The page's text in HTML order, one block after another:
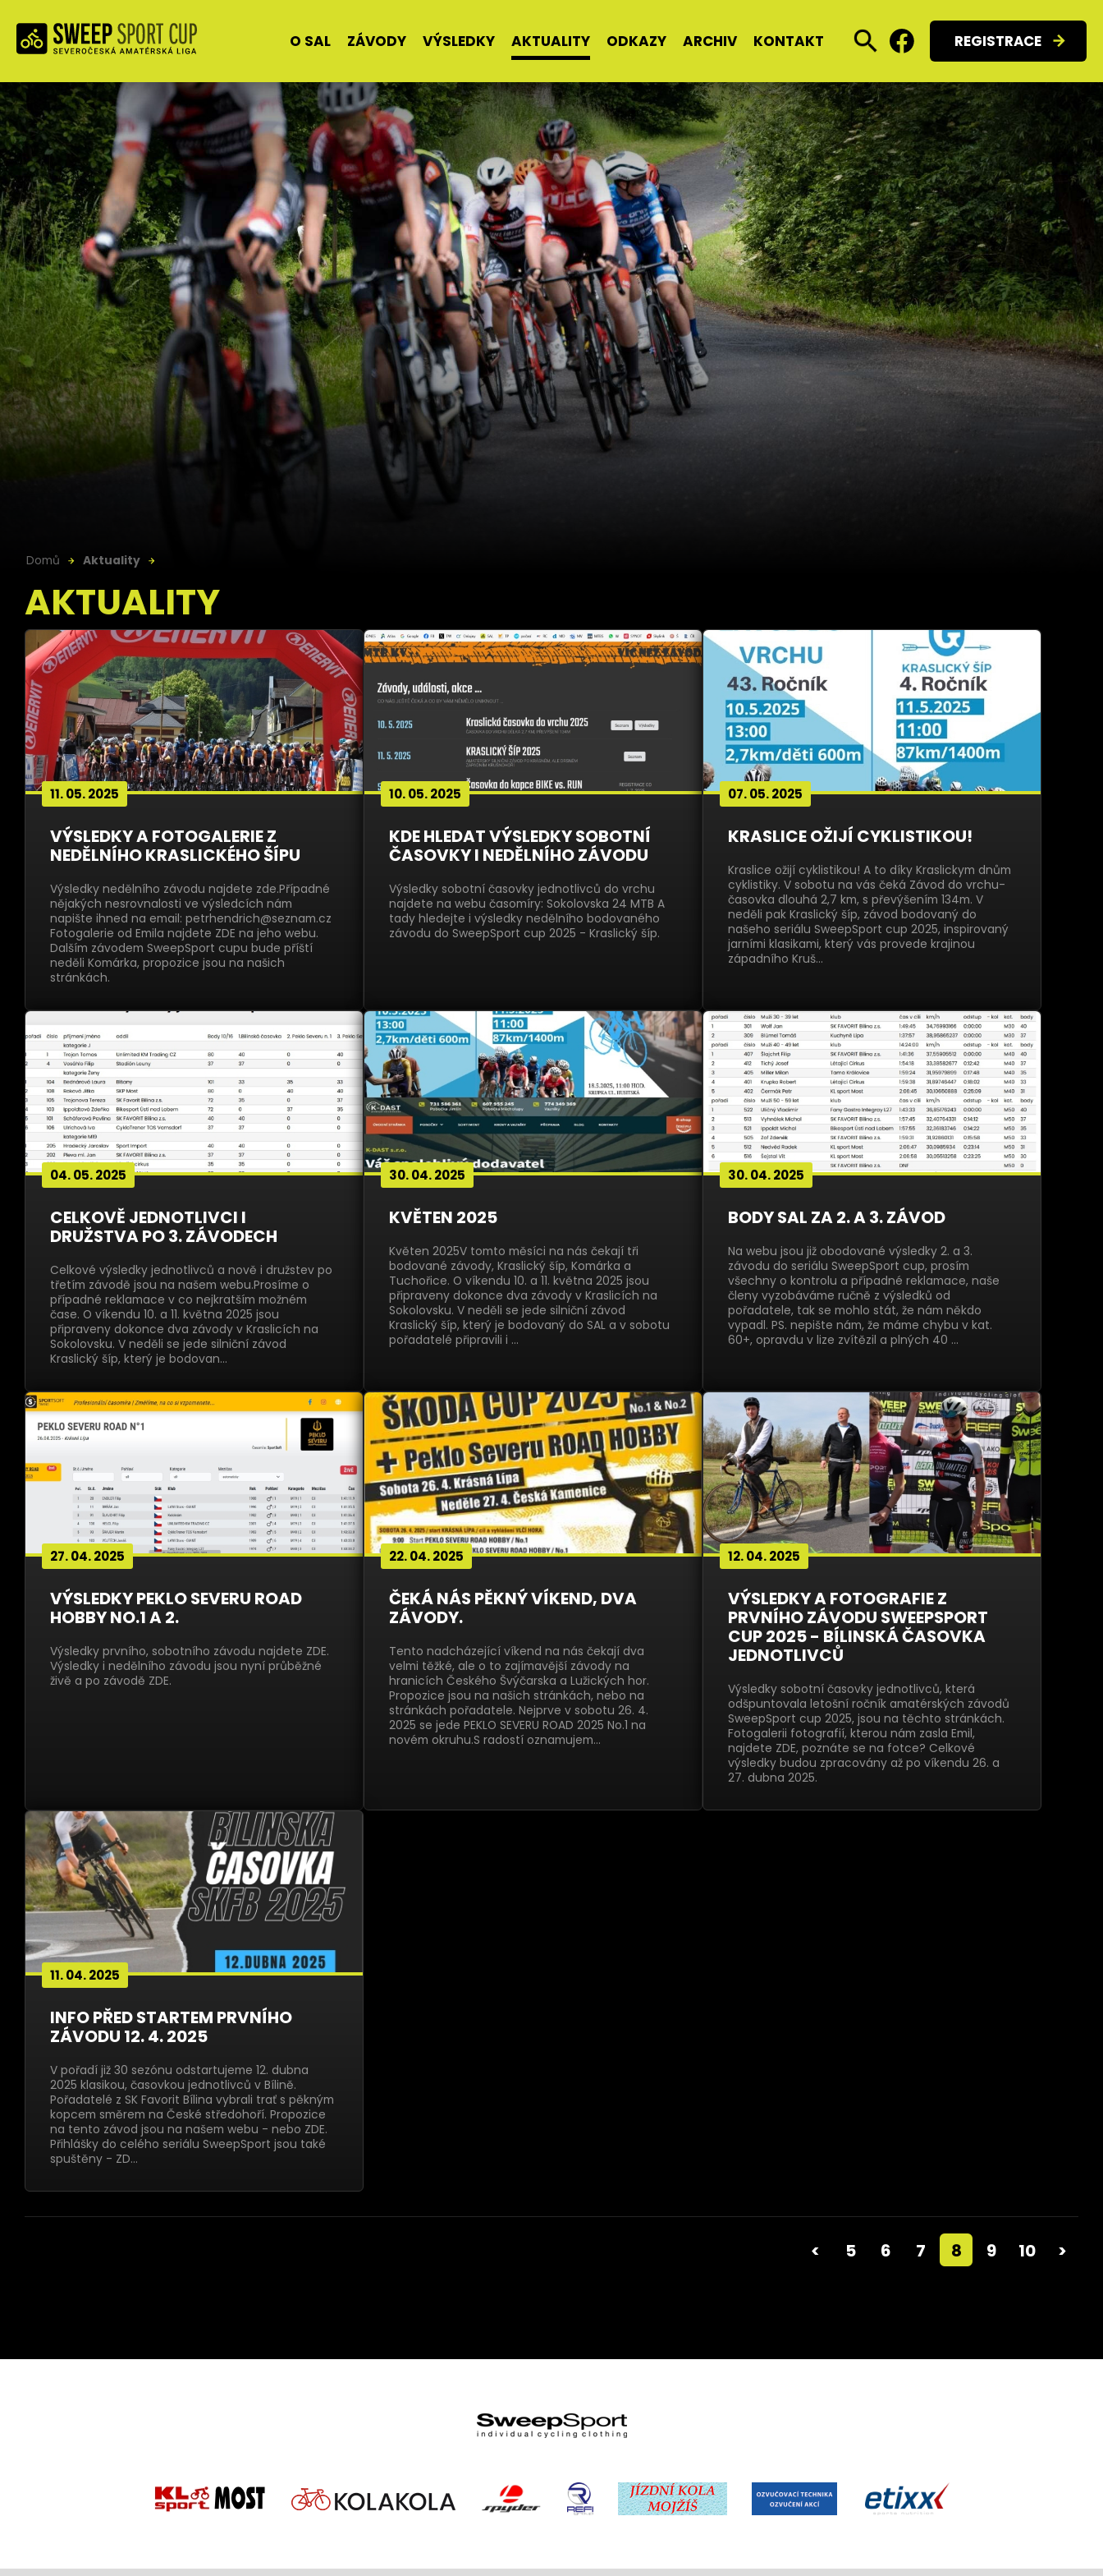
O SAL ZÁVODY VÝSLEDKY AKTUALITY ODKAZY ARCHIV KONTAKT REGISTRACE
Domů Aktuality
AKTUALITY
11. 05. 2025
VÝSLEDKY A FOTOGALERIE Z
NEDĚLNÍHO KRASLICKÉHO ŠÍPU
Výsledky nedělního závodu najdete zde.Případné
nějakých nesrovnalosti ve výsledcích nám
napište ihned na email: petrhendrich@seznam.cz
Fotogalerie od Emila najdete ZDE na jeho webu.
Dalším závodem SweepSport cupu bude příští
neděli Komárka, propozice jsou na našich
stránkách.
10. 05. 2025
KDE HLEDAT VÝSLEDKY SOBOTNÍ
ČASOVKY I NEDĚLNÍHO ZÁVODU
Výsledky sobotní časovky jednotlivců do vrchu
najdete na webu časomíry: Sokolovska 24 MTB A
tady hledejte i výsledky nedělního bodovaného
závodu do SweepSport cup 2025 - Kraslický šíp.
07. 05. 2025
KRASLICE OŽIJÍ CYKLISTIKOU!
Kraslice ožijí cyklistikou! A to díky Kraslickym dnům
cyklistiky. V sobotu na vás čeká Závod do vrchu-
časovka dlouhá 2,7 km, s převýšením 134m. V
neděli pak Kraslický šíp, závod bodovaný do
našeho seriálu SweepSport cup 2025, inspirovaný
jarními klasikami, který vás provede krajinou
západního Kruš…
04. 05. 2025
CELKOVĚ JEDNOTLIVCI I
DRUŽSTVA PO 3. ZÁVODECH
Celkové výsledky jednotlivců a nově i družstev po
třetím závodě jsou na našem webu.Prosíme o
případné reklamace v co nejkratším možném
čase. O víkendu 10. a 11. května 2025 jsou
připraveny dokonce dva závody v Kraslicích na
Sokolovsku. V neděli se jede silniční závod
Kraslický šíp, který je bodovan…
30. 04. 2025
KVĚTEN 2025
Květen 2025V tomto měsíci na nás čekají tři
bodované závody, Kraslický šíp, Komárka a
Tuchořice. O víkendu 10. a 11. května 2025 jsou
připraveny dokonce dva závody v Kraslicích na
Sokolovsku. V neděli se jede silniční závod
Kraslický šíp, který je bodovaný do SAL a v sobotu
pořadatelé připravili i …
30. 04. 2025
BODY SAL ZA 2. A 3. ZÁVOD
Na webu jsou již obodované výsledky 2. a 3.
závodu do seriálu SweepSport cup, prosím
všechny o kontrolu a případné reklamace, naše
členy vyzobáváme ručně z výsledků od
pořadatele, tak se mohlo stát, že nám někdo
vypadl. PS. nepište nám, že máme chybu v kat.
60+, opravdu v lize zvítězil a plných 40 …
27. 04. 2025
VÝSLEDKY PEKLO SEVERU ROAD
HOBBY NO.1 A 2.
Výsledky prvního, sobotního závodu najdete ZDE.
Výsledky i nedělního závodu jsou nyní průběžné
živě a po závodě ZDE.
22. 04. 2025
ČEKÁ NÁS PĚKNÝ VÍKEND, DVA
ZÁVODY.
Tento nadcházející víkend na nás čekají dva
velmi těžké, ale o to zajímavější závody na
hranicích Českého Švýčarska a Lužických hor.
Propozice jsou na našich stránkách, nebo na
stránkách pořadatele. Nejprve v sobotu 26. 4.
2025 se jede PEKLO SEVERU ROAD 2025 No.1 na
novém okruhu.S radostí oznamujem…
12. 04. 2025
VÝSLEDKY A FOTOGRAFIE Z
PRVNÍHO ZÁVODU SWEEPSPORT
CUP 2025 - BÍLINSKÁ ČASOVKA
JEDNOTLIVCŮ
Výsledky sobotní časovky jednotlivců, která
odšpuntovala letošní ročník amatérských závodů
SweepSport cup 2025, jsou na těchto stránkách.
Fotogalerii fotografií, kterou nám zasla Emil,
najdete ZDE, poznáte se na fotce? Celkové
výsledky budou zpracovány až po víkendu 26. a
27. dubna 2025.
11. 04. 2025
INFO PŘED STARTEM PRVNÍHO
ZÁVODU 12. 4. 2025
V pořadí již 30 sezónu odstartujeme 12. dubna
2025 klasikou, časovkou jednotlivců v Bílině.
Pořadatelé z SK Favorit Bílina vybrali trať s pěkným
kopcem směrem na České středohoří. Propozice
na tento závod jsou na našem webu - nebo ZDE.
Přihlášky do celého seriálu SweepSport jsou také
spuštěny - ZD…
< 5 6 7 8 9 10 >